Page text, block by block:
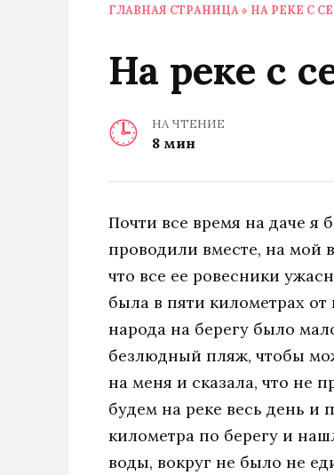
ГЛАВНАЯ СТРАНИЦА » НА РЕКЕ С
На реке с
НА ЧТЕНИЕ
8 мин
Почти все время на даче я
проводили вместе, на мой
что все ее ровесники
была в пяти километрах
народа на берегу было
безлюдный пляж, чтобы
на меня и сказала, что не
будем на реке весь день
километра по берегу и
воды, вокруг не было не